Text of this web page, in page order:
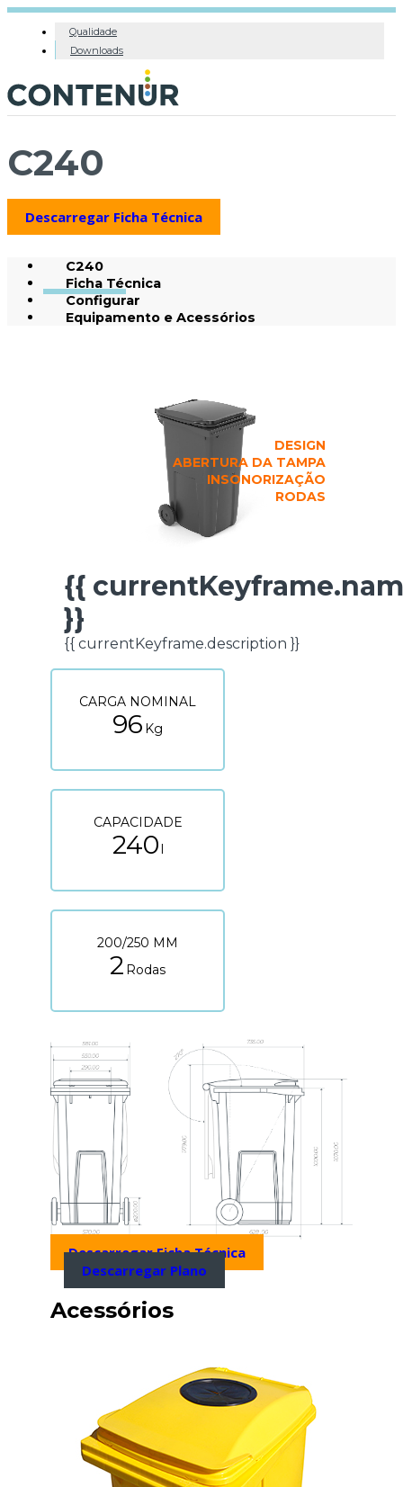
Qualidade
Downloads
C240
Descarregar Ficha Técnica
C240
Ficha Técnica
Configurar
Equipamento e Acessórios
{{
}}
{{ currentKeyframe.description }}
DESIGN
ABERTURA DA TAMPA
INSONORIZAÇÃO
RODAS
FICHA TÉCNICA
CARGA NOMINAL
96Kg
CAPACIDADE
240l
200/250 MM
2Rodas
Descarregar Ficha Técnica
Descarregar Plano
Acessórios